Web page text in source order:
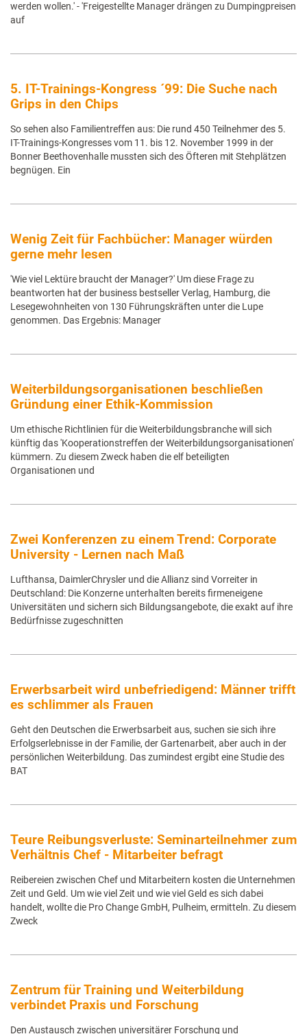
werden wollen.' - 'Freigestellte Manager drängen zu Dumpingpreisen
auf
5. IT-Trainings-Kongress ´99: Die Suche nach
Grips in den Chips
So sehen also Familientreffen aus: Die rund 450 Teilnehmer des 5.
IT-Trainings-Kongresses vom 11. bis 12. November 1999 in der
Bonner Beethovenhalle mussten sich des Öfteren mit Stehplätzen
begnügen. Ein
Wenig Zeit für Fachbücher: Manager würden
gerne mehr lesen
'Wie viel Lektüre braucht der Manager?' Um diese Frage zu
beantworten hat der business bestseller Verlag, Hamburg, die
Lesegewohnheiten von 130 Führungskräften unter die Lupe
genommen. Das Ergebnis: Manager
Weiterbildungsorganisationen beschließen
Gründung einer Ethik-Kommission
Um ethische Richtlinien für die Weiterbildungsbranche will sich
künftig das 'Kooperationstreffen der Weiterbildungsorganisationen'
kümmern. Zu diesem Zweck haben die elf beteiligten
Organisationen und
Zwei Konferenzen zu einem Trend: Corporate
University - Lernen nach Maß
Lufthansa, DaimlerChrysler und die Allianz sind Vorreiter in
Deutschland: Die Konzerne unterhalten bereits firmeneigene
Universitäten und sichern sich Bildungsangebote, die exakt auf ihre
Bedürfnisse zugeschnitten
Erwerbsarbeit wird unbefriedigend: Männer trifft
es schlimmer als Frauen
Geht den Deutschen die Erwerbsarbeit aus, suchen sie sich ihre
Erfolgserlebnisse in der Familie, der Gartenarbeit, aber auch in der
persönlichen Weiterbildung. Das zumindest ergibt eine Studie des
BAT
Teure Reibungsverluste: Seminarteilnehmer zum
Verhältnis Chef - Mitarbeiter befragt
Reibereien zwischen Chef und Mitarbeitern kosten die Unternehmen
Zeit und Geld. Um wie viel Zeit und wie viel Geld es sich dabei
handelt, wollte die Pro Change GmbH, Pulheim, ermitteln. Zu diesem
Zweck
Zentrum für Training und Weiterbildung
verbindet Praxis und Forschung
Den Austausch zwischen universitärer Forschung und